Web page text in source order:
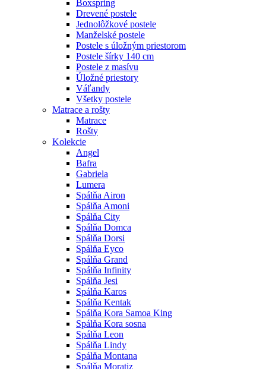
Boxspring
Drevené postele
Jednolôžkové postele
Manželské postele
Postele s úložným priestorom
Postele šírky 140 cm
Postele z masívu
Úložné priestory
Váľandy
Všetky postele
Matrace a rošty
Matrace
Rošty
Kolekcie
Angel
Bafra
Gabriela
Lumera
Spálňa Airon
Spálňa Amoni
Spálňa City
Spálňa Domca
Spálňa Dorsi
Spálňa Eyco
Spálňa Grand
Spálňa Infinity
Spálňa Jesi
Spálňa Karos
Spálňa Kentak
Spálňa Kora Samoa King
Spálňa Kora sosna
Spálňa Leon
Spálňa Lindy
Spálňa Montana
Spálňa Moratiz